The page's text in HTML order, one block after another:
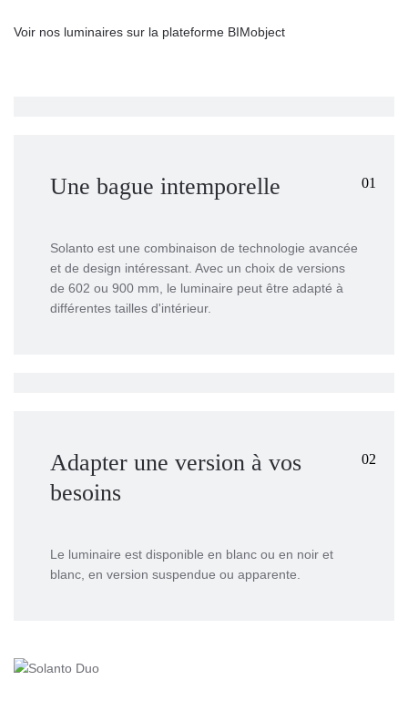
Voir nos luminaires sur la plateforme BIMobject
01
Une bague intemporelle
Solanto est une combinaison de technologie avancée
et de design intéressant. Avec un choix de versions
de 602 ou 900 mm, le luminaire peut être adapté à
différentes tailles d'intérieur.
02
Adapter une version à vos
besoins
Le luminaire est disponible en blanc ou en noir et
blanc, en version suspendue ou apparente.